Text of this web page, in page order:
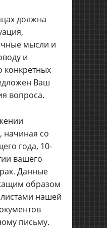
должна
мысли и
и
конкретных
Ваш
вопроса.
начиная со
года, 10-
вашего
Данные
образом
нашей
письму.